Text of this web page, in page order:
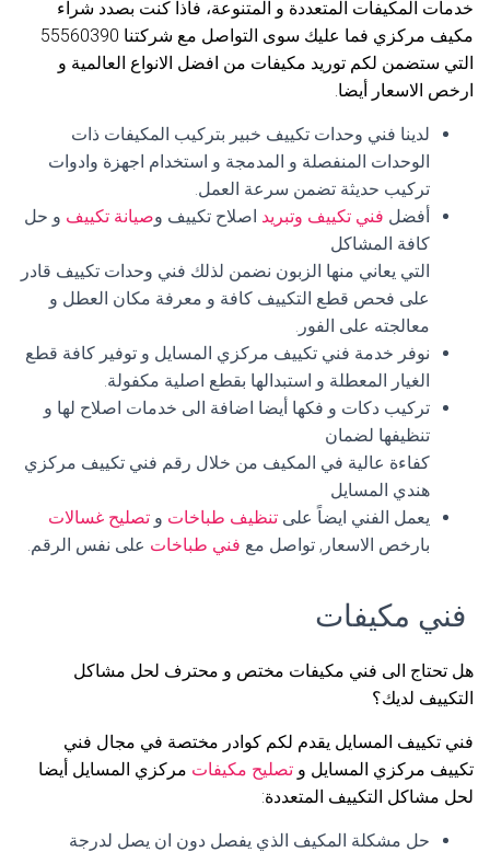
خدمات المكيفات المتعددة و المتنوعة، فاذا كنت بصدد شراء
مكيف مركزي فما عليك سوى التواصل مع شركتنا 55560390
التي ستضمن لكم توريد مكيفات من افضل الانواع العالمية و
ارخص الاسعار أيضا.
لدينا فني وحدات تكييف خبير بتركيب المكيفات ذات
الوحدات المنفصلة و المدمجة و استخدام اجهزة وادوات
تركيب حديثة تضمن سرعة العمل.
أفضل فني تكييف وتبريد اصلاح تكييف وصيانة تكييف و حل
كافة المشاكل
التي يعاني منها الزبون نضمن لذلك فني وحدات تكييف قادر
على فحص قطع التكييف كافة و معرفة مكان العطل و
معالجته على الفور.
نوفر خدمة فني تكييف مركزي المسايل و توفير كافة قطع
الغيار المعطلة و استبدالها بقطع اصلية مكفولة.
تركيب دكات و فكها أيضا اضافة الى خدمات اصلاح لها و
تنظيفها لضمان
كفاءة عالية في المكيف من خلال رقم فني تكييف مركزي
هندي المسايل
يعمل الفني ايضاً على تنظيف طباخات و تصليح غسالات
بارخص الاسعار, تواصل مع فني طباخات على نفس الرقم.
فني مكيفات
هل تحتاج الى فني مكيفات مختص و محترف لحل مشاكل
التكييف لديك؟
فني تكييف المسايل يقدم لكم كوادر مختصة في مجال فني
تكييف مركزي المسايل و تصليح مكيفات مركزي المسايل أيضا
لحل مشاكل التكييف المتعددة:
حل مشكلة المكيف الذي يفصل دون ان يصل لدرجة